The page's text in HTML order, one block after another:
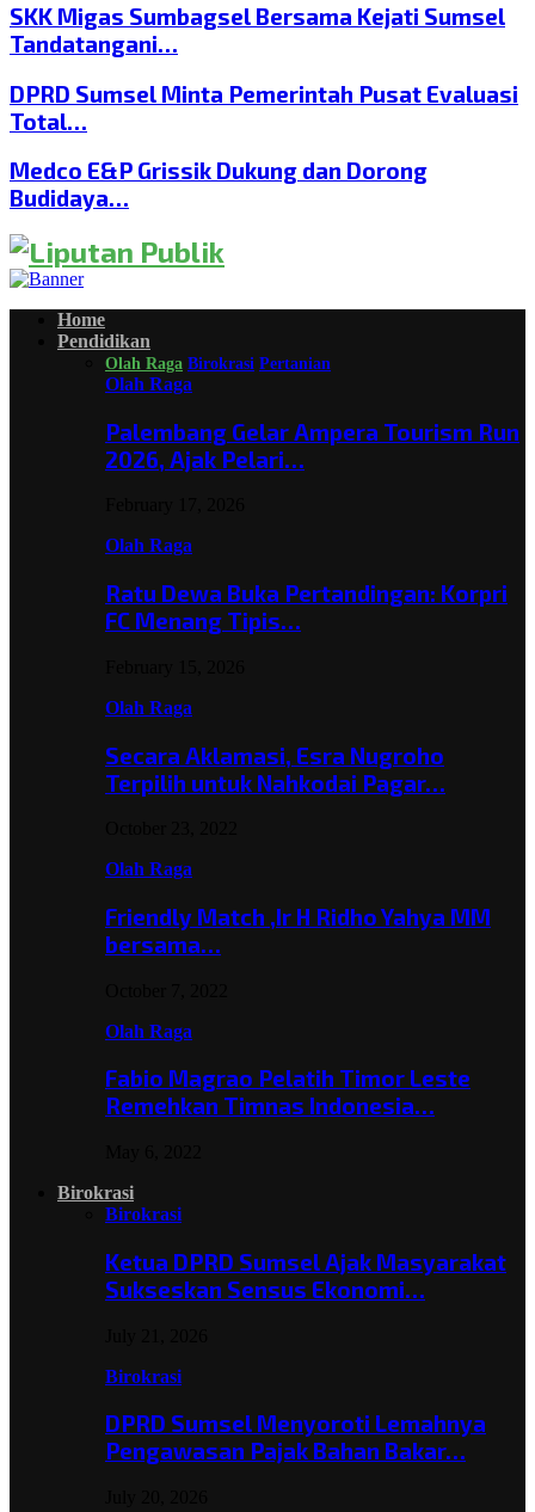
SKK Migas Sumbagsel Bersama Kejati Sumsel
Tandatangani…
DPRD Sumsel Minta Pemerintah Pusat Evaluasi
Total…
Medco E&P Grissik Dukung dan Dorong
Budidaya…
Home
Pendidikan
Olah Raga Birokrasi Pertanian
Olah Raga
Palembang Gelar Ampera Tourism Run
2026, Ajak Pelari…
Olah Raga
Ratu Dewa Buka Pertandingan: Korpri
FC Menang Tipis…
Olah Raga
Secara Aklamasi, Esra Nugroho
Terpilih untuk Nahkodai Pagar…
Olah Raga
Friendly Match ,Ir H Ridho Yahya MM
bersama…
Olah Raga
Fabio Magrao Pelatih Timor Leste
Remehkan Timnas Indonesia…
Birokrasi
Birokrasi
Ketua DPRD Sumsel Ajak Masyarakat
Sukseskan Sensus Ekonomi…
Birokrasi
DPRD Sumsel Menyoroti Lemahnya
Pengawasan Pajak Bahan Bakar…